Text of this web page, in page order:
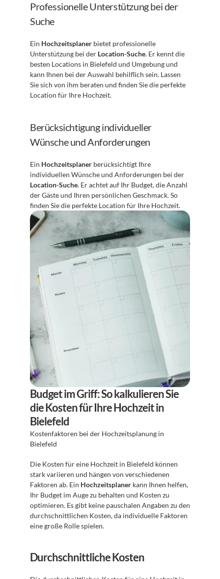
Professionelle Unterstützung bei der
Suche
Ein Hochzeitsplaner bietet professionelle
Unterstützung bei der Location-Suche. Er kennt die
besten Locations in Bielefeld und Umgebung und
kann Ihnen bei der Auswahl behilflich sein. Lassen
Sie sich von ihm beraten und finden Sie die perfekte
Location für Ihre Hochzeit.
Berücksichtigung individueller
Wünsche und Anforderungen
Ein Hochzeitsplaner berücksichtigt Ihre
Location-Suche. Er achtet auf Ihr Budget, die Anzahl
der Gäste und Ihren persönlichen Geschmack. So
finden Sie die perfekte Location für Ihre Hochzeit.
Budget im Griff: So kalkulieren Sie
die Kosten für Ihre Hochzeit in
Bielefeld
Kostenfaktoren bei der Hochzeitsplanung in
Bielefeld
Die Kosten für eine Hochzeit in Bielefeld können
stark variieren und hängen von verschiedenen
Faktoren ab. Ein Hochzeitsplaner kann Ihnen helfen,
Ihr Budget im Auge zu behalten und Kosten zu
optimieren. Es gibt keine pauschalen Angaben zu den
durchschnittlichen Kosten, da individuelle Faktoren
eine große Rolle spielen.
Durchschnittliche Kosten